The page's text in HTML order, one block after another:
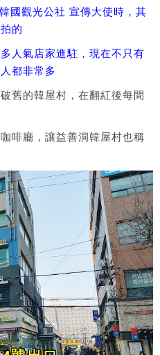
國觀光公社 宣傳大使時，其
的
人氣店家進駐，現在不只有
都非常多
舊的韓屋村，在翻紅後每間
啡廳，讓益善洞韓屋村也稱